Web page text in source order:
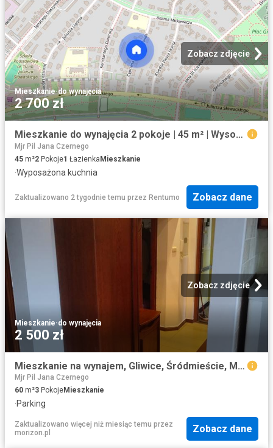
Zobacz zdjęcie
Mieszkanie·do wynajęcia
2 700 zł
Mieszkanie do wynajęcia 2 pokoje | 45 m² | Wysoki standard | Norwida
Mjr Pil Jana Czernego
45 m²2 Pokoje1 ŁazienkaMieszkanie
·Wyposażona kuchnia
Zaktualizowano 2 tygodnie temu przez Rentumo Zobacz dane
Zobacz zdjęcie
Mieszkanie·do wynajęcia
2 500 zł
Mieszkanie na wynajem, Gliwice, Śródmieście, Mickiewicza
Mjr Pil Jana Czernego
60 m²3 PokojeMieszkanie
·Parking
Zaktualizowano więcej niż miesiąc temu przez
morizon.pl
Zobacz dane